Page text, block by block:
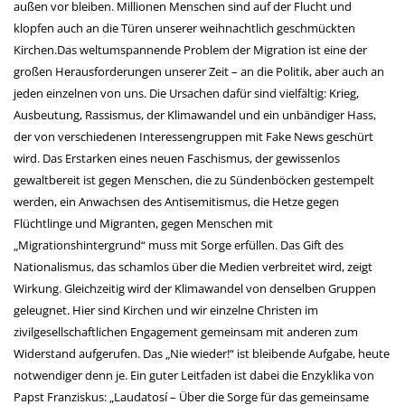
außen vor bleiben. Millionen Menschen sind auf der Flucht und
klopfen auch an die Türen unserer weihnachtlich geschmückten
Kirchen.Das weltumspannende Problem der Migration ist eine der
großen Herausforderungen unserer Zeit – an die Politik, aber auch an
jeden einzelnen von uns. Die Ursachen dafür sind vielfältig: Krieg,
Ausbeutung, Rassismus, der Klimawandel und ein unbändiger Hass,
der von verschiedenen Interessengruppen mit Fake News geschürt
wird. Das Erstarken eines neuen Faschismus, der gewissenlos
gewaltbereit ist gegen Menschen, die zu Sündenböcken gestempelt
werden, ein Anwachsen des Antisemitismus, die Hetze gegen
Flüchtlinge und Migranten, gegen Menschen mit
„Migrationshintergrund“ muss mit Sorge erfüllen. Das Gift des
Nationalismus, das schamlos über die Medien verbreitet wird, zeigt
Wirkung. Gleichzeitig wird der Klimawandel von denselben Gruppen
geleugnet. Hier sind Kirchen und wir einzelne Christen im
zivilgesellschaftlichen Engagement gemeinsam mit anderen zum
Widerstand aufgerufen. Das „Nie wieder!“ ist bleibende Aufgabe, heute
notwendiger denn je. Ein guter Leitfaden ist dabei die Enzyklika von
Papst Franziskus: „Laudatosí – Über die Sorge für das gemeinsame